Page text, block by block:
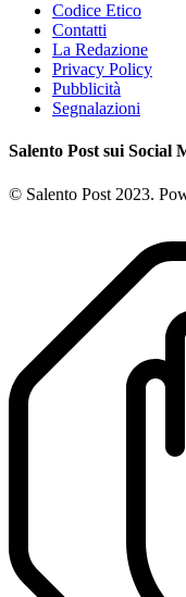
Codice Etico
Contatti
La Redazione
Privacy Policy
Pubblicità
Segnalazioni
Salento Post sui Social
© Salento Post 2023.